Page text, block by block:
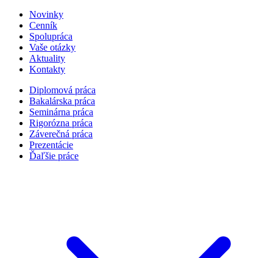
Novinky
Cenník
Spolupráca
Vaše otázky
Aktuality
Kontakty
Diplomová práca
Bakalárska práca
Seminárna práca
Rigorózna práca
Záverečná práca
Prezentácie
Ďaľšie práce